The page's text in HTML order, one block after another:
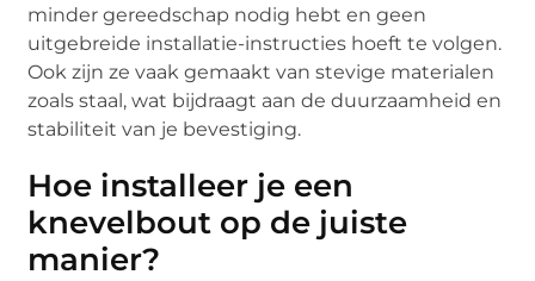
minder gereedschap nodig hebt en geen
uitgebreide installatie-instructies hoeft te volgen.
Ook zijn ze vaak gemaakt van stevige materialen
zoals staal, wat bijdraagt aan de duurzaamheid en
stabiliteit van je bevestiging.
Hoe installeer je een
knevelbout op de juiste
manier?